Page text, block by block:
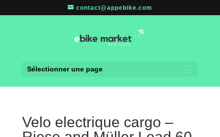
contact@appebike.com
Sélectionner une page
Velo electrique cargo –